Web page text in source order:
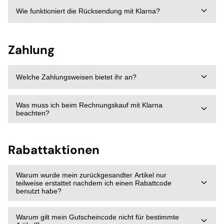
Wie funktioniert die Rücksendung mit Klarna?
Zahlung
Welche Zahlungsweisen bietet ihr an?
Was muss ich beim Rechnungskauf mit Klarna
beachten?
Rabattaktionen
Warum wurde mein zurückgesandter Artikel nur
teilweise erstattet nachdem ich einen Rabattcode
benutzt habe?
Warum gilt mein Gutscheincode nicht für bestimmte